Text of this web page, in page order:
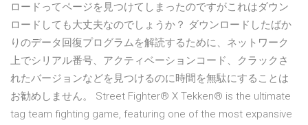
ロードってページを見つけてしまったのですがこれはダウン
ロードしても大丈夫なのでしょうか？ ダウンロードしたばか
りのデータ回復プログラムを解読するために、ネットワーク
上でシリアル番号、アクティベーションコード、クラックさ
れたバージョンなどを見つけるのに時間を無駄にすることは
お勧めしません。 Street Fighter® X Tekken® is the ultimate
tag team fighting game, featuring one of the most expansive